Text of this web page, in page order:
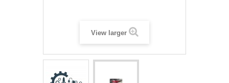
View larger